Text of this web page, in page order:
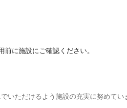
に施設にご確認ください。
いただけるよう施設の充実に努めてい